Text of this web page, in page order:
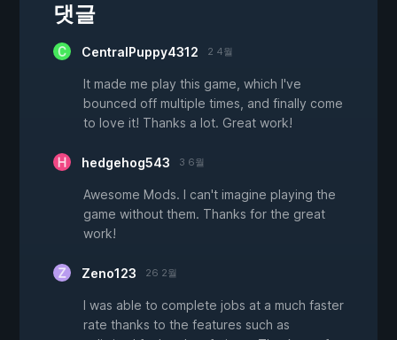
댓글
CentralPuppy4312 2 4월
It made me play this game, which I've
bounced off multiple times, and finally come
to love it! Thanks a lot. Great work!
hedgehog543 3 6월
Awesome Mods. I can't imagine playing the
game without them. Thanks for the great
work!
Zeno123 26 2월
I was able to complete jobs at a much faster
rate thanks to the features such as